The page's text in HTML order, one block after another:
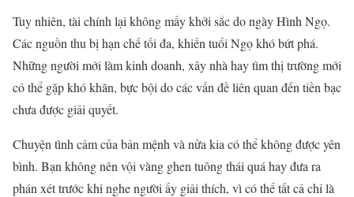
Tuy nhiên, tài chính lại không mấy khởi sắc do ngày Hình Ngọ.
Các nguồn thu bị hạn chế tối đa, khiến tuổi Ngọ khó bứt phá.
Những người mới làm kinh doanh, xây nhà hay tìm thị trường mới
có thể gặp khó khăn, bực bội do các vấn đề liên quan đến tiền bạc
chưa được giải quyết.
Chuyện tình cảm của bản mệnh và nửa kia có thể không được yên
bình. Bạn không nên vội vàng ghen tuông thái quá hay đưa ra
phán xét trước khi nghe người ấy giải thích, vì có thể tất cả chỉ là